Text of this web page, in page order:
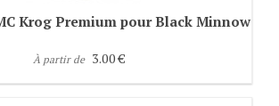
Krog Premium pour Black Minnow
À partir de 3.00 €